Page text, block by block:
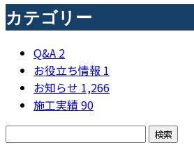
カテゴリー
Q&A 2
お役立ち情報 1
お知らせ 1,266
施工実績90